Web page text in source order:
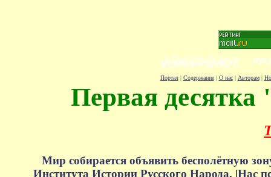
Портал| Содержание| О нас| Авторам|
Первая десятка
Мир собирается объявить бесполётную
Института Истории Русского Народа. |Нас